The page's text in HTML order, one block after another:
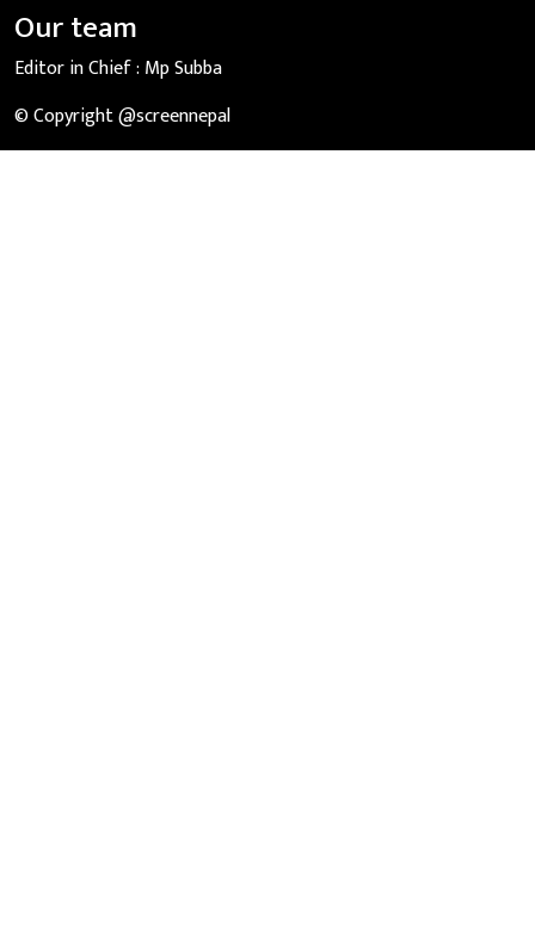
Our team
Editor in Chief : Mp Subba
© Copyright @screennepal